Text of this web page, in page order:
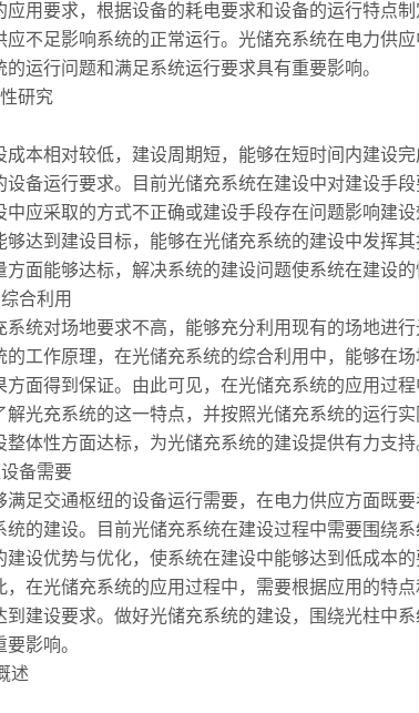
用要求，根据设备的耗电要求和设备的运行特点
不足影响系统的正常运行。光储充系统在电力供
运行问题和满足系统运行要求具有重要影响。
研究
相对较低，建设周期短，能够在短时间内建设
备运行要求。目前光储充系统在建设中对建设手
应采取的方式不正确或建设手段存在问题影响建
达到建设目标，能够在光储充系统的建设中发挥
面能够达标，解决系统的建设问题使系统在建设
合利用
对场地要求不高，能够充分利用现有的场地进
工作原理，在光储充系统的综合利用中，能够在
面得到保证。由此可见，在光储充系统的应用过
光充系统的这一特点，并按照光储充系统的运行
体性方面达标，为光储充系统的建设提供有力支持
备需要
交通枢纽的设备运行需要，在电力供应方面既
的建设。目前光储充系统在建设过程中需要围绕
设优势与优化，使系统在建设中能够达到低成本
在光储充系统的应用过程中，需要根据应用的特
建设要求。做好光储充系统的建设，围绕光柱中
影响。
述